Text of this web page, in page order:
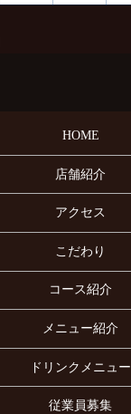
HOME
店舗紹介
アクセス
こだわり
コース紹介
メニュー紹介
ドリンクメニュー
従業員募集